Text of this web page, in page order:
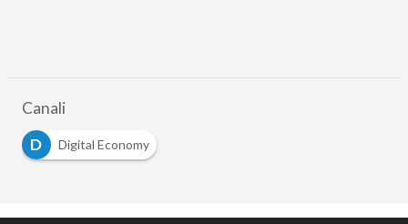
Canali
D
Digital Economy